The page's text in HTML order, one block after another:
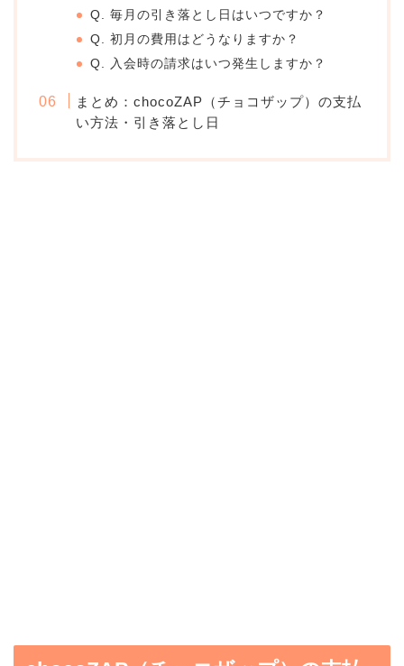
Q. 毎月の引き落とし日はいつですか？
Q. 初月の費用はどうなりますか？
Q. 入会時の請求はいつ発生しますか？
まとめ：chocoZAP（チョコザップ）の支払
い方法・引き落とし日